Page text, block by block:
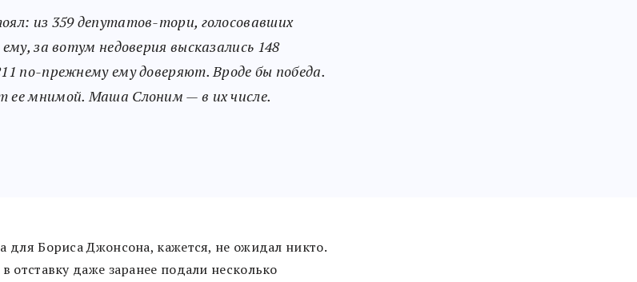
из 359 депутатов-тори, голосовавших
за вотум недоверия высказались 148
по-прежнему ему доверяют. Вроде бы победа.
ее мнимой. Маша Слоним — в их числе.
для Бориса Джонсона, кажется, не ожидал никто.
отставку даже заранее подали несколько